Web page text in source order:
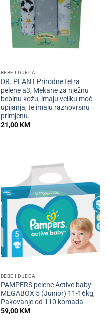
BEBE I DJECA
DR. PLANT Prirodne tetra
pelene a3, Mekane za nježnu
bebinu kožu, imaju veliku moć
upijanja, te imaju raznovrsnu
primjenu.
21,00KM
BEBE I DJECA
PAMPERS pelene Active baby
MEGABOX 5 (Junior) 11-16kg,
Pakovanje od 110 komada
59,00KM